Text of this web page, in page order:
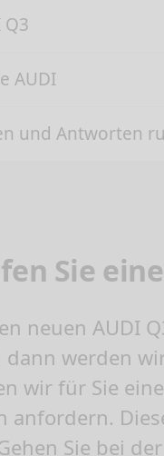
Q3
AUDI
und Antworten
Sie
neuen AUDI
dann werden
wir für Sie
anfordern.
Sie bei